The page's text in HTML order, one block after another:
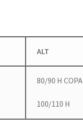
ALT
80/90 H COPA
100/110 H